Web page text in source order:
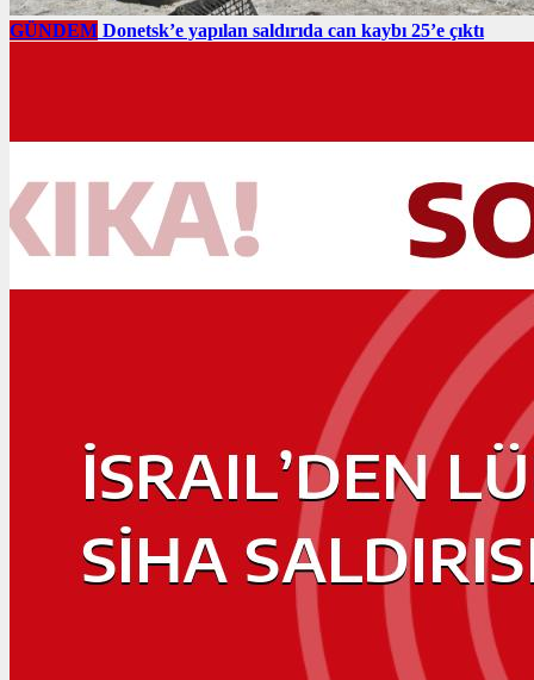
GÜNDEM Donetsk’e yapılan saldırıda can kaybı 25’e çıktı